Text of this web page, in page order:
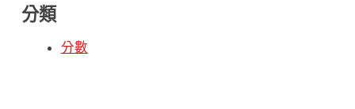
分類
分數